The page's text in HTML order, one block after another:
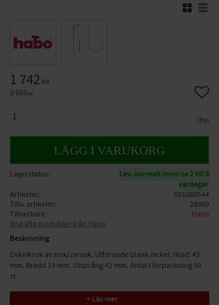
Rutnätsvy
Nedsatt pris:
1 742 KR
Ordinarie pris:
2 103KR
frp
Lägg
Lagerstatus
Lev. normalt inom ca 2 till 6
vardagar
Artikelnr
001680544
Tillv. artikelnr
28969
Tillverkare
Habo
Visa alla produkter från Habo
Beskrivning
Enkelkrok av zink/zamak. Utförande blank nickel. Höjd: 43
mm. Bredd 19 mm. Utsprång 42 mm. Antal i förpackning 50
st.
Tillverkare: Habo+ Läs mer